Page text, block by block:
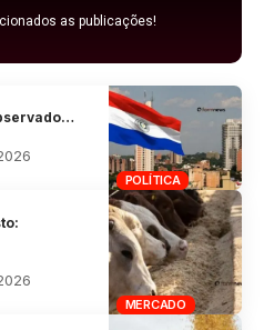
as publicações!
POLÍTICA
MERCADO